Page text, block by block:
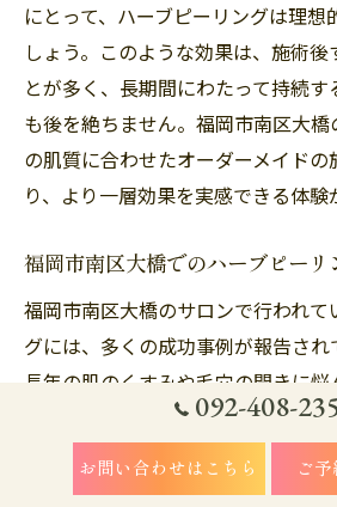
にとって、ハーブピーリングは理想
しょう。このような効果は、施術
とが多く、長期間にわたって持続
も後を絶ちません。福岡市南区大
の肌質に合わせたオーダーメイド
り、より一層効果を実感できる体験
福岡市南区大橋でのハーブピーリ
福岡市南区大橋のサロンで行われ
グには、多くの成功事例が報告され
長年の肌のくすみや毛穴の開きに
施術を受けた結果、肌トーンが均一
感のある肌を手に入れたというケー
た、敏感肌の方でも安心して受けら
092-408-
お問い合わせはこちら ご